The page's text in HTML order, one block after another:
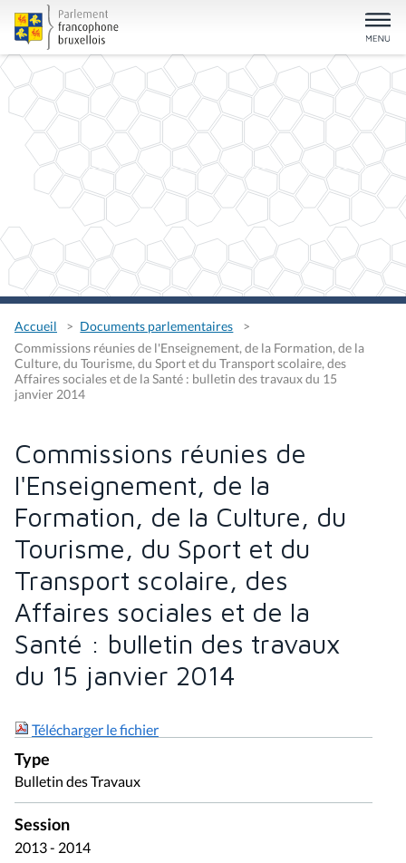
Accueil
Documents parlementaires
Commissions réunies de l'Enseignement, de la Formation, de la
Culture, du Tourisme, du Sport et du Transport scolaire, des
Affaires sociales et de la Santé : bulletin des travaux du 15
janvier 2014
Commissions réunies de
l'Enseignement, de la
Formation, de la Culture, du
Tourisme, du Sport et du
Transport scolaire, des
Affaires sociales et de la
Santé : bulletin des travaux
du 15 janvier 2014
Télécharger le fichier
Type
Bulletin des Travaux
Session
2013 - 2014